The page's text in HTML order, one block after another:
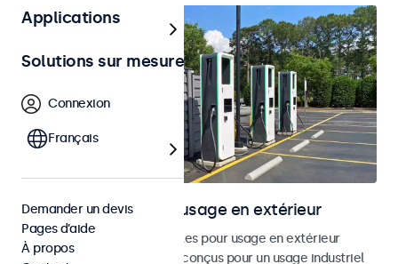
Écrans tactiles pour usage en extérieur
Découvrez nos écrans tactiles pour usage en extérieur
résistants aux intempéries, conçus pour un usage industriel
Applications
Solutions sur mesure
Connexion
Français
Demander un devis
Pages d’aide
À propos